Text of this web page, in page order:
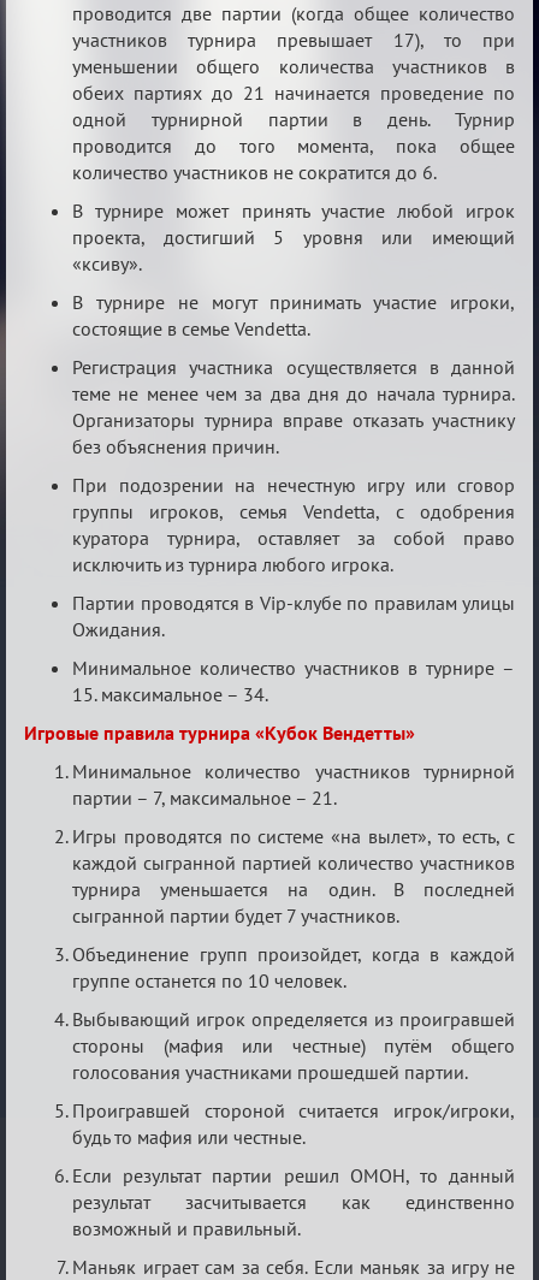
проводится две партии (когда общее количество
участников турнира превышает 17), то при
уменьшении общего количества участников в
обеих партиях до 21 начинается проведение по
одной турнирной партии в день. Турнир
проводится до того момента, пока общее
количество участников не сократится до 6.
В турнире может принять участие любой игрок
проекта, достигший 5 уровня или имеющий
«ксиву».
В турнире не могут принимать участие игроки,
состоящие в семье Vendetta.
Регистрация участника осуществляется в данной
теме не менее чем за два дня до начала турнира.
Организаторы турнира вправе отказать участнику
без объяснения причин.
При подозрении на нечестную игру или сговор
группы игроков, семья Vendetta, с одобрения
куратора турнира, оставляет за собой право
исключить из турнира любого игрока.
Партии проводятся в Vip-клубе по правилам улицы
Ожидания.
Минимальное количество участников в турнире –
15. максимальное – 34.
Игровые правила турнира «Кубок Вендетты»
Минимальное количество участников турнирной
партии – 7, максимальное – 21.
Игры проводятся по системе «на вылет», то есть, с
каждой сыгранной партией количество участников
турнира уменьшается на один. В последней
сыгранной партии будет 7 участников.
Объединение групп произойдет, когда в каждой
группе останется по 10 человек.
Выбывающий игрок определяется из проигравшей
стороны (мафия или честные) путём общего
голосования участниками прошедшей партии.
Проигравшей стороной считается игрок/игроки,
будь то мафия или честные.
Если результат партии решил ОМОН, то данный
результат засчитывается как единственно
возможный и правильный.
Маньяк играет сам за себя. Если маньяк за игру не